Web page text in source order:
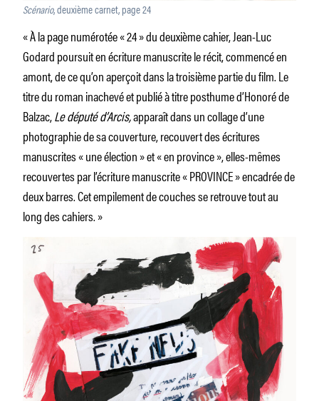
Scénario, deuxième carnet, page 24
« À la page numérotée « 24 » du deuxième cahier, Jean-Luc
Godard poursuit en écriture manuscrite le récit, commencé en
amont, de ce qu’on aperçoit dans la troisième partie du film. Le
titre du roman inachevé et publié à titre posthume d’Honoré de
Balzac,Le député d’Arcis,apparaît dans un collage d’une
photographie de sa couverture, recouvert des écritures
manuscrites « une élection » et « en province », elles-mêmes
recouvertes par l’écriture manuscrite « PROVINCE » encadrée de
deux barres. Cet empilement de couches se retrouve tout au
long des cahiers. »